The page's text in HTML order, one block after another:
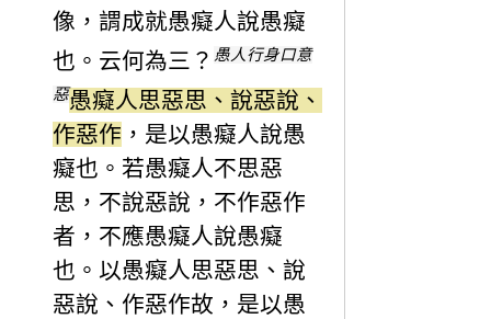
像，謂成就愚癡人說愚癡
也。云何為三？ 愚人行身口意
惡愚癡人思惡思、說惡說、
作惡作 ，是以愚癡人說愚
癡也。若愚癡人不思惡
思，不說惡說，不作惡作
者，不應愚癡人說愚癡
也。以愚癡人思惡思、說
惡說、作惡作故，是以愚